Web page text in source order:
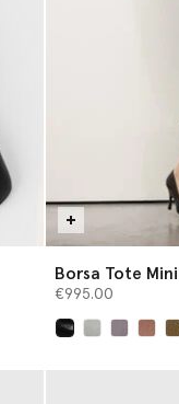
Borsa Tote
€995.00